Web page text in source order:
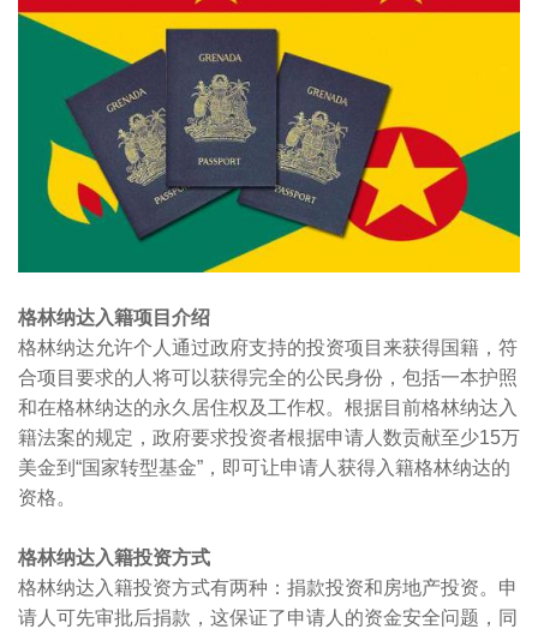
格林纳达入籍项目介绍
格林纳达允许个人通过政府支持的投资项目来获得国籍，符
合项目要求的人将可以获得完全的公民身份，包括一本护照
和在格林纳达的永久居住权及工作权。根据目前格林纳达入
籍法案的规定，政府要求投资者根据申请人数贡献至少15万
美金到“国家转型基金”，即可让申请人获得入籍格林纳达的
资格。
格林纳达入籍投资方式
格林纳达入籍投资方式有两种：捐款投资和房地产投资。申
请人可先审批后捐款，这保证了申请人的资金安全问题，同